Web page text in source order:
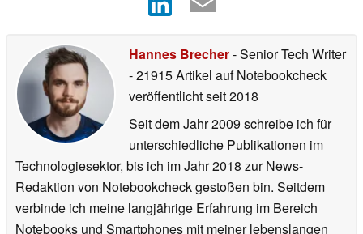
Hannes Brecher- Senior Tech Writer
- 21915 Artikel auf Notebookcheck
veröffentlichtseit 2018
Seit dem Jahr 2009 schreibe ich für
unterschiedliche Publikationen im
Technologiesektor, bis ich im Jahr 2018 zur News-
Redaktion von Notebookcheck gestoßen bin. Seitdem
verbinde ich meine langjährige Erfahrung im Bereich
Notebooks und Smartphones mit meiner lebenslangen